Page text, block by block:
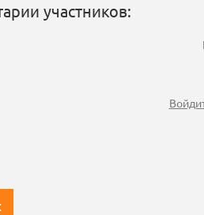
участников: